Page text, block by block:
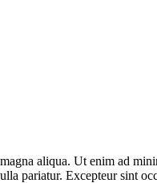
aliqua. Ut enim ad
pariatur. Excepteur sint